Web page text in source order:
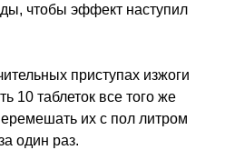
чтобы эффект наступил
приступах изжоги
10 таблеток все того же
их с пол литром
один раз.